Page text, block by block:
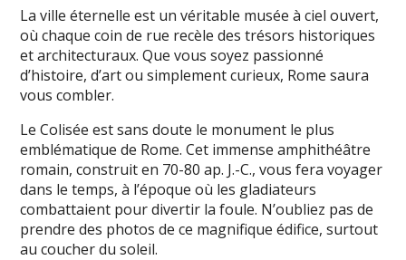
La ville éternelle est un véritable musée à ciel ouvert,
où chaque coin de rue recèle des trésors historiques
et architecturaux. Que vous soyez passionné
d’histoire, d’art ou simplement curieux, Rome saura
vous combler.
Le Colisée est sans doute le monument le plus
emblématique de Rome. Cet immense amphithéâtre
romain, construit en 70-80 ap. J.-C., vous fera voyager
dans le temps, à l’époque où les gladiateurs
combattaient pour divertir la foule. N’oubliez pas de
prendre des photos de ce magnifique édifice, surtout
au coucher du soleil.